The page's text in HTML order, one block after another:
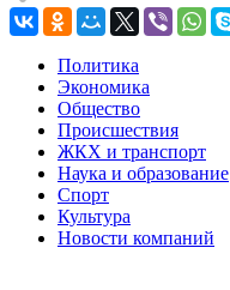
Политика
Экономика
Общество
Происшествия
ЖКХ и транспорт
Наука и образование
Спорт
Культура
Новости компаний